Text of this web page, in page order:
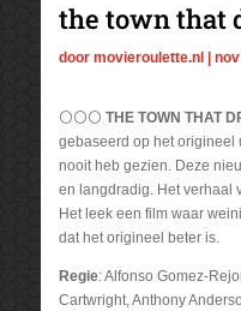
the town that
door movieroulette.nl
⚪⚪⚪ THE TOWN THAT
gebaseerd op het origineel
nooit heb gezien. Deze
en langdradig. Het verhaal
Het leek een film waar
dat het origineel beter is.
Regie: Alfonso Gomez-
Cartwright, Anthony